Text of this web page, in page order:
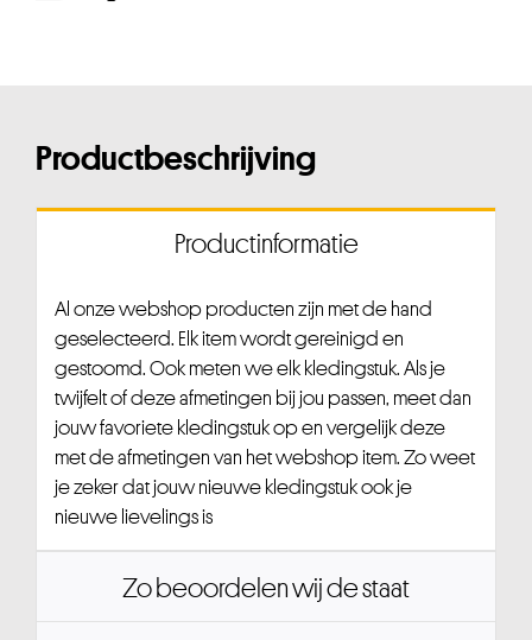
Productbeschrijving
Productinformatie
Al onze webshop producten zijn met de hand
geselecteerd. Elk item wordt gereinigd en
gestoomd. Ook meten we elk kledingstuk. Als je
twijfelt of deze afmetingen bij jou passen, meet dan
jouw favoriete kledingstuk op en vergelijk deze
met de afmetingen van het webshop item. Zo weet
je zeker dat jouw nieuwe kledingstuk ook je
nieuwe lievelings is
Zo beoordelen wij de staat